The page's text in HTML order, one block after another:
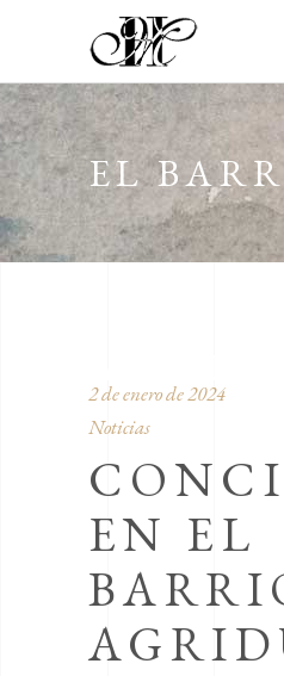
EL
2 de enero de 2024
Noticias
EN EL